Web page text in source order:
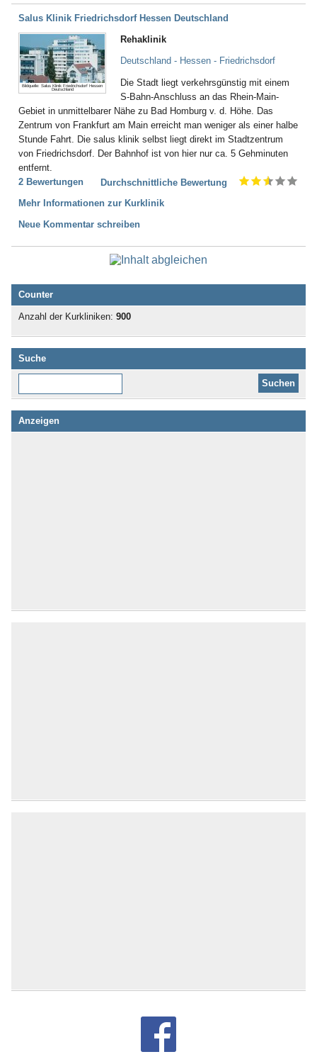
Salus Klinik Friedrichsdorf Hessen Deutschland
Bildquelle: Salus Klinik Friedrichsdorf Hessen
Deutschland
Rehaklinik
Deutschland - Hessen - Friedrichsdorf
Die Stadt liegt verkehrsgünstig mit einem
S-Bahn-Anschluss an das Rhein-Main-
Gebiet in unmittelbarer Nähe zu Bad Homburg v. d. Höhe. Das
Zentrum von Frankfurt am Main erreicht man weniger als einer halbe
Stunde Fahrt. Die salus klinik selbst liegt direkt im Stadtzentrum
von Friedrichsdorf. Der Bahnhof ist von hier nur ca. 5 Gehminuten
entfernt.
2 Bewertungen
Durchschnittliche Bewertung
Mehr Informationen zur Kurklinik
Neue Kommentar schreiben
Counter
Anzahl der Kurkliniken: 900
Suche
Anzeigen